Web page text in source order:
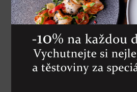
Kč 1000
1 000Kč